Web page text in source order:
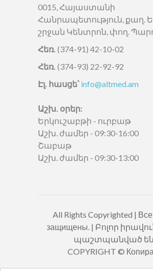
0015, Հայաստանի
Հանրապետություն, քաղ.
շրջան Կենտրոն, փող.
Հեռ. (374-91) 42-10-02
Հեռ. (374-93) 22-92-92
Էլ. հասցե՝info@altmed.am
Աշխ. օրեր:
Երկուշաբթի - ուրբաթ
Աշխ. ժամեր - 09:30-16:00
Շաբաթ
Աշխ. ժամեր - 09:30-13:00
All Rights Copyrighted |
защищены. | Բոլոր
պաշտպանված
COPYRIGHT ©